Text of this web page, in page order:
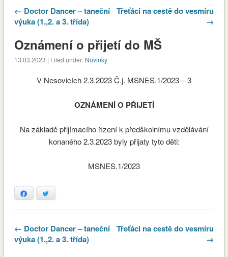
Stáhnout
← Doctor Dancer – taneční
výuka (1.,2. a 3. třída)
Třeťáci na cestě do vesmíru
→
Oznámení o přijetí do MŠ
13.03.2023 | Filed under: Novinky
V Nesovicích 2.3.2023 Č.j. MSNES.1/2023 – 3
OZNÁMENÍ O PŘIJETÍ
Na základě přijímacího řízení k předškolnímu vzdělávání
konaného 2.3.2023 byly přijaty tyto děti:
MSNES.1/2023
Facebook
← Doctor Dancer – taneční
výuka (1.,2. a 3. třída)
Třeťáci na cestě do vesmíru
→